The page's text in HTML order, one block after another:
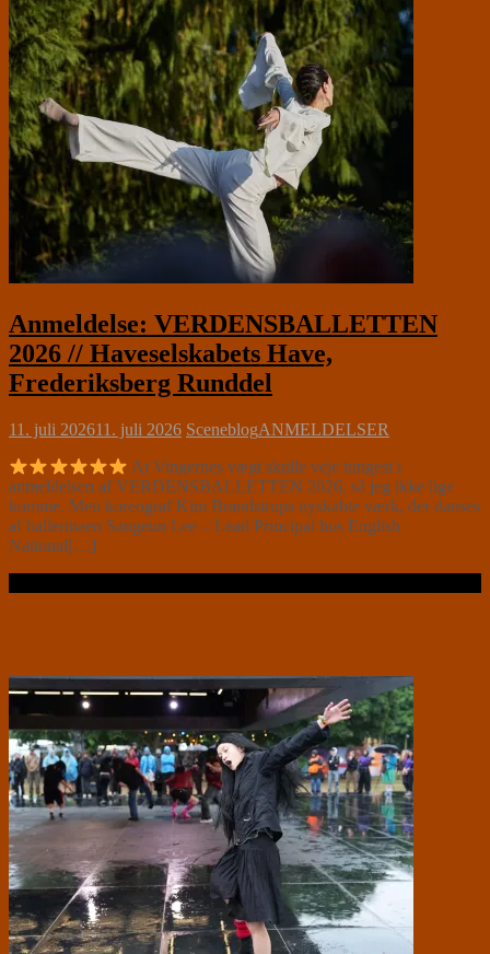
Anmeldelse: VERDENSBALLETTEN
2026 // Haveselskabets Have,
Frederiksberg Runddel
11. juli 202611. juli 2026 SceneblogANMELDELSER
At Vingernes vægt skulle veje tungest i
anmeldelsen af VERDENSBALLETTEN 2026, så jeg ikke lige
komme. Men koreograf Kim Brandstrups nyskabte værk, der danses
af ballerinaen Sangeun Lee – Lead Principal hos English
National[…]